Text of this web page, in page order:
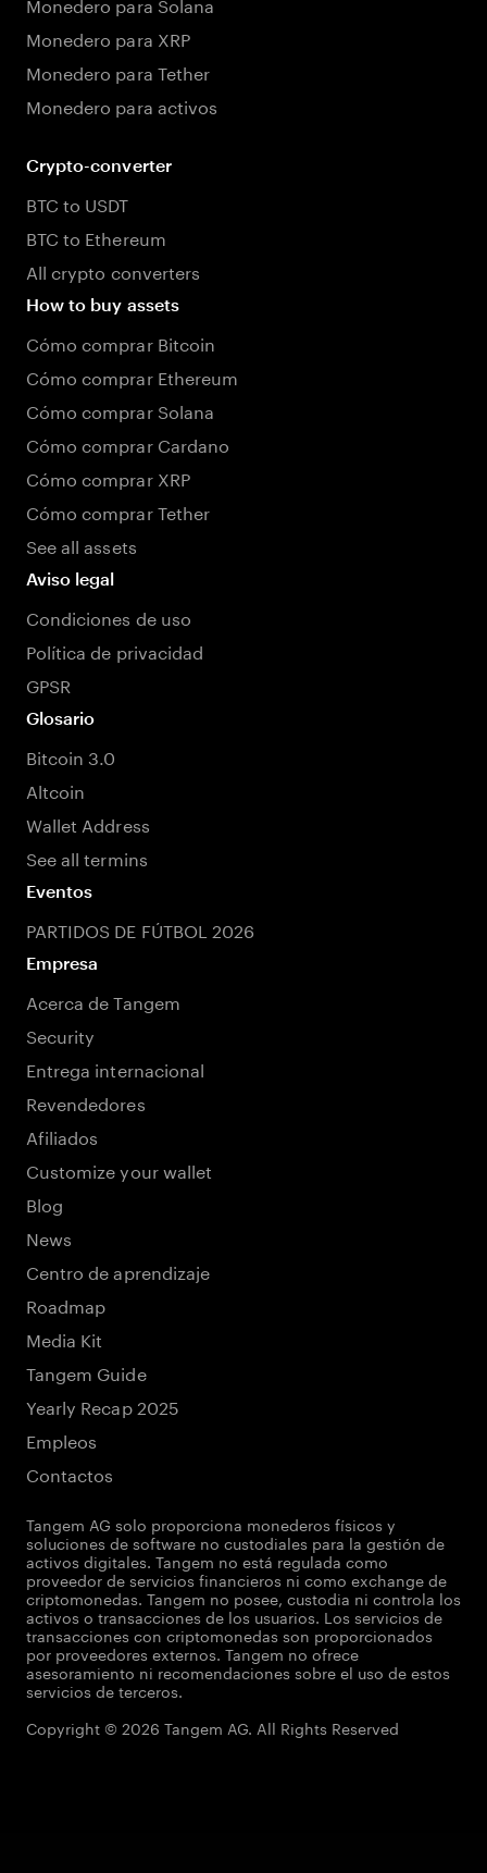
Monedero para XRP
Monedero para Tether
Monedero para activos
Crypto-converter
BTC to USDT
BTC to Ethereum
All crypto converters
How to buy assets
Cómo comprar Bitcoin
Cómo comprar Ethereum
Cómo comprar Solana
Cómo comprar Cardano
Cómo comprar XRP
Cómo comprar Tether
See all assets
Aviso legal
Condiciones de uso
Política de privacidad
GPSR
Glosario
Bitcoin 3.0
Altcoin
Wallet Address
See all termins
Eventos
PARTIDOS DE FÚTBOL 2026
Empresa
Acerca de Tangem
Security
Entrega internacional
Revendedores
Afiliados
Customize your wallet
Blog
News
Centro de aprendizaje
Roadmap
Media Kit
Tangem Guide
Yearly Recap 2025
Empleos
Contactos
Tangem AG solo proporciona monederos físicos y
soluciones de software no custodiales para la gestión de
activos digitales. Tangem no está regulada como
proveedor de servicios financieros ni como exchange de
criptomonedas. Tangem no posee, custodia ni controla los
activos o transacciones de los usuarios. Los servicios de
transacciones con criptomonedas son proporcionados
por proveedores externos. Tangem no ofrece
asesoramiento ni recomendaciones sobre el uso de estos
servicios de terceros.